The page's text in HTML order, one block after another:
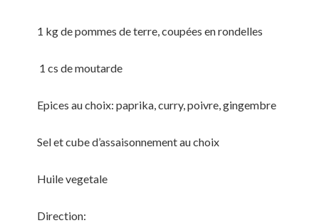
1 kg de pommes de terre, coupées en rondelles
1 cs de moutarde
Epices au choix: paprika, curry, poivre, gingembre
Sel et cube d’assaisonnement au choix
Huile vegetale
Direction: